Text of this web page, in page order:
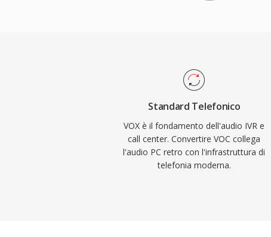
Standard Telefonico
VOX è il fondamento dell'audio IVR e
call center. Convertire VOC collega
l'audio PC retro con l'infrastruttura di
telefonia moderna.